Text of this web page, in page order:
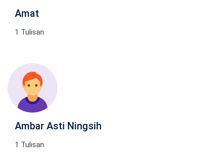
Amat
1 Tulisan
Ambar Asti Ningsih
1 Tulisan